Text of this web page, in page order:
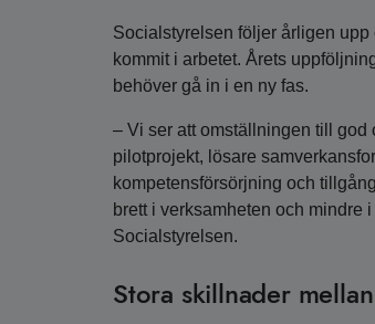
Socialstyrelsen följer årligen
kommit i arbetet. Årets
behöver gå in i en ny fas.
– Vi ser att omställningen till god
pilotprojekt, lösare
kompetensförsörjning och
brett i verksamheten och mindre
Socialstyrelsen.
Stora skillnader